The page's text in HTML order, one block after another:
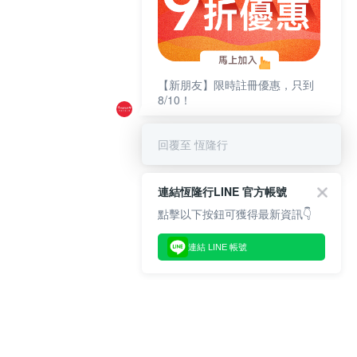
【新朋友】限時註冊優惠，只到
8/10！
回覆至 恆隆行
連結恆隆行LINE 官方帳號
點擊以下按鈕可獲得最新資訊👇
連結 LINE 帳號